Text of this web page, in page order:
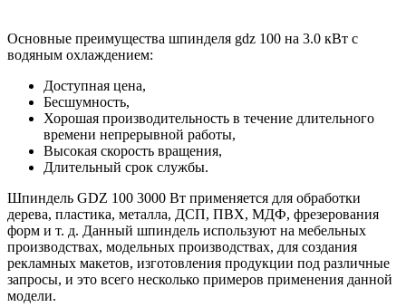
Основные преимущества шпинделя gdz 100 на 3.0 кВт с
водяным охлаждением:
Доступная цена,
Бесшумность,
Хорошая производительность в течение длительного
времени непрерывной работы,
Высокая скорость вращения,
Длительный срок службы.
Шпиндель GDZ 100 3000 Вт применяется для обработки
дерева, пластика, металла, ДСП, ПВХ, МДФ, фрезерования
форм и т. д. Данный шпиндель используют на мебельных
производствах, модельных производствах, для создания
рекламных макетов, изготовления продукции под различные
запросы, и это всего несколько примеров применения данной
модели.